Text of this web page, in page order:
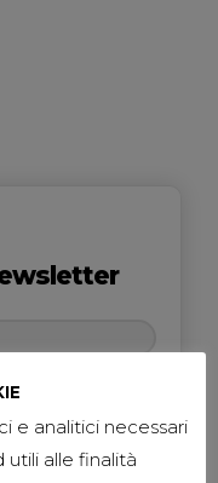
e analitici necessari
alle finalità